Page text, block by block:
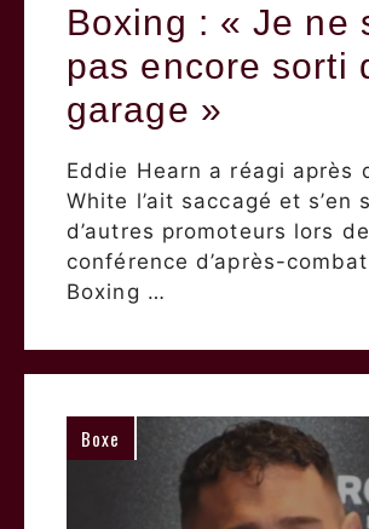
Boxing : « Je ne
pas encore sorti
garage »
Eddie Hearn a réagi après
White l’ait saccagé et s’en
d’autres promoteurs lors
conférence d’après-
Boxing …
Boxe